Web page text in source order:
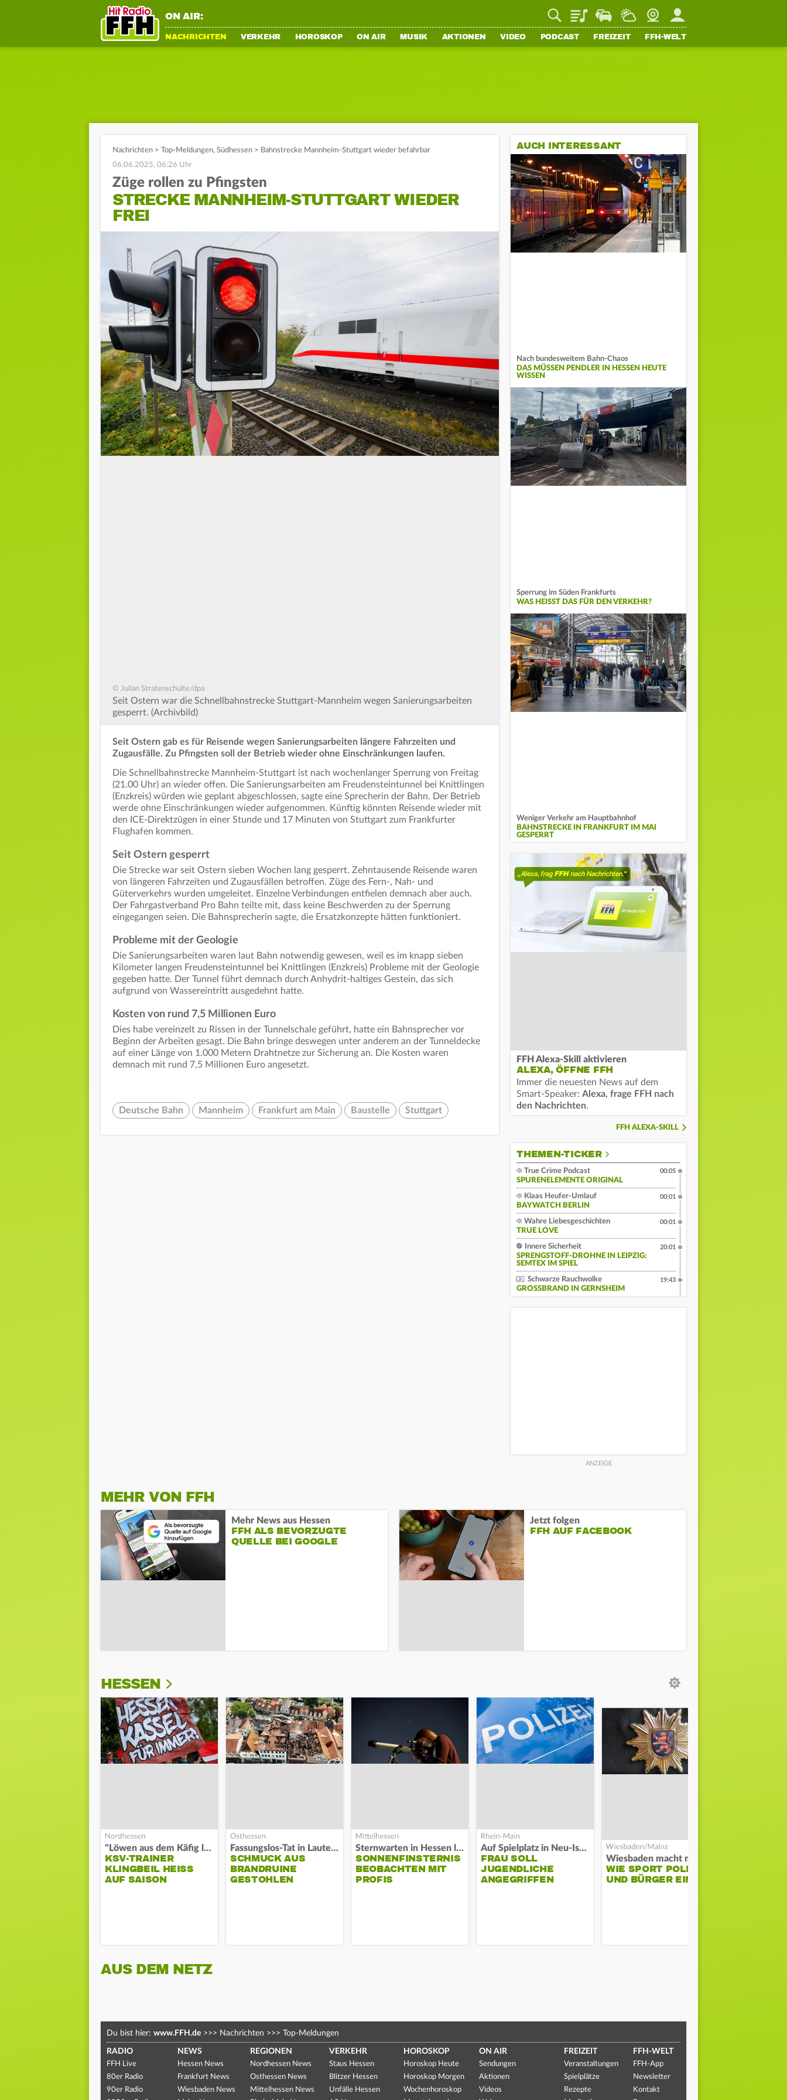
ON AIR: PlaylistStaupilotWetterWebcamMein FFH
NACHRICHTEN VERKEHR HOROSKOP ON AIR MUSIK AKTIONEN VIDEO PODCAST FREIZEIT FFH-WELT
Nachrichten > Top-Meldungen, Südhessen > Bahnstrecke Mannheim-Stuttgart wieder befahrbar
06.06.2025, 06:26 Uhr
Züge rollen zu Pfingsten
STRECKE MANNHEIM-STUTTGART WIEDER
FREI
© Julian Stratenschulte/dpa
Seit Ostern war die Schnellbahnstrecke Stuttgart-Mannheim wegen Sanierungsarbeiten
gesperrt. (Archivbild)
Seit Ostern gab es für Reisende wegen Sanierungsarbeiten längere Fahrzeiten und
Zugausfälle. Zu Pfingsten soll der Betrieb wieder ohne Einschränkungen laufen.
Die Schnellbahnstrecke Mannheim-Stuttgart ist nach wochenlanger Sperrung von Freitag
(21.00 Uhr) an wieder offen. Die Sanierungsarbeiten am Freudensteintunnel bei Knittlingen
(Enzkreis) würden wie geplant abgeschlossen, sagte eine Sprecherin der Bahn. Der Betrieb
werde ohne Einschränkungen wieder aufgenommen. Künftig könnten Reisende wieder mit
den ICE-Direktzügen in einer Stunde und 17 Minuten von Stuttgart zum Frankfurter
Flughafen kommen.
Seit Ostern gesperrt
Die Strecke war seit Ostern sieben Wochen lang gesperrt. Zehntausende Reisende waren
von längeren Fahrzeiten und Zugausfällen betroffen. Züge des Fern-, Nah- und
Güterverkehrs wurden umgeleitet. Einzelne Verbindungen entfielen demnach aber auch.
Der Fahrgastverband Pro Bahn teilte mit, dass keine Beschwerden zu der Sperrung
eingegangen seien. Die Bahnsprecherin sagte, die Ersatzkonzepte hätten funktioniert.
Probleme mit der Geologie
Die Sanierungsarbeiten waren laut Bahn notwendig gewesen, weil es im knapp sieben
Kilometer langen Freudensteintunnel bei Knittlingen (Enzkreis) Probleme mit der Geologie
gegeben hatte. Der Tunnel führt demnach durch Anhydrit-haltiges Gestein, das sich
aufgrund von Wassereintritt ausgedehnt hatte.
Kosten von rund 7,5 Millionen Euro
Dies habe vereinzelt zu Rissen in der Tunnelschale geführt, hatte ein Bahnsprecher vor
Beginn der Arbeiten gesagt. Die Bahn bringe deswegen unter anderem an der Tunneldecke
auf einer Länge von 1.000 Metern Drahtnetze zur Sicherung an. Die Kosten waren
demnach mit rund 7,5 Millionen Euro angesetzt.
Deutsche Bahn Mannheim Frankfurt am Main Baustelle Stuttgart
AUCH INTERESSANT
Nach bundesweitem Bahn-Chaos
DAS MÜSSEN PENDLER IN HESSEN HEUTE
WISSEN
Sperrung im Süden Frankfurts
WAS HEISST DAS FÜR DEN VERKEHR?
Weniger Verkehr am Hauptbahnhof
BAHNSTRECKE IN FRANKFURT IM MAI
GESPERRT
FFH Alexa-Skill aktivieren
ALEXA, ÖFFNE FFH
Immer die neuesten News auf dem
Smart-Speaker: Alexa, frage FFH nach
den Nachrichten.
FFH ALEXA-SKILL
THEMEN-TICKER
True Crime Podcast
SPURENELEMENTE ORIGINAL
00:05
Klaas Heufer-Umlauf
BAYWATCH BERLIN
00:01
Wahre Liebesgeschichten
TRUE LOVE
00:01
Innere Sicherheit
SPRENGSTOFF-DROHNE IN LEIPZIG:
SEMTEX IM SPIEL
20:01
Schwarze Rauchwolke
GROSSBRAND IN GERNSHEIM
19:43
MEHR VON FFH
Mehr News aus Hessen
FFH ALS BEVORZUGTE
QUELLE BEI GOOGLE
Jetzt folgen
FFH AUF FACEBOOK
HESSEN
"Löwen aus dem Käfig lassen"
KSV-TRAINER
KLINGBEIL HEISS A
UF SAISON
Fassungslos-Tat in Lauterbach
SCHMUCK AUS
BRANDRUINE
GESTOHLEN
Sternwarten in Hessen laden ein
SONNENFINSTERNIS
BEOBACHTEN MIT
PROFIS
Auf Spielplatz in Neu-Isenburg
FRAU SOLL
JUGENDLICHE
ANGEGRIFFEN
Wiesbaden macht mobil
WIE SPORT POLIZEI
UND BÜRGER EINT
AUS DEM NETZ
Du bist hier: www.FFH.de >>> Nachrichten >>> Top-Meldungen
RADIO
FFH Live
80er Radio
90er Radio
NEWS
Hessen News
Frankfurt News
Wiesbaden News
REGIONEN
Nordhessen News
Osthessen News
Mittelhessen News
VERKEHR
Staus Hessen
Blitzer Hessen
Unfälle Hessen
HOROSKOP
Horoskop Heute
Horoskop Morgen
Wochenhoroskop
ON AIR
Sendungen
Aktionen
Videos
FREIZEIT
Veranstaltungen
Spielplätze
Rezepte
FFH-WELT
FFH-App
Newsletter
Kontakt